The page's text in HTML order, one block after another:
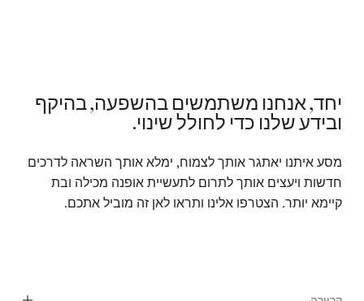
יחד, אנחנו משתמשים בהשפעה, בהיקף
ובידע שלנו כדי לחולל שינוי.
מסע איתנו יאתגר אותך לצמוח, ימלא אותך השראה לדרכים
חדשות ויעצים אותך לתרום לתעשיית אופנה מכילה ובת
קיימא יותר. הצטרפו אלינו ותראו לאן זה מוביל אתכם.